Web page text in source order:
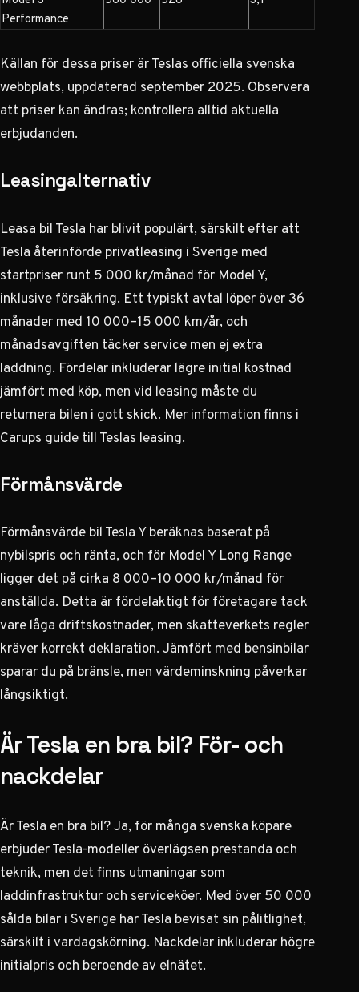
Performance
Källan för dessa priser ärTeslas officiella svenska
webbplats, uppdaterad september 2025. Observera
att priser kan ändras; kontrollera alltid aktuella
erbjudanden.
Leasingalternativ
Leasa bil Tesla har blivit populärt, särskilt efter att
Tesla återinförde privatleasing i Sverige med
startpriser runt 5 000 kr/månad för Model Y,
inklusive försäkring. Ett typiskt avtal löper över 36
månader med 10 000–15 000 km/år, och
månadsavgiften täcker service men ej extra
laddning. Fördelar inkluderar lägre initial kostnad
jämfört med köp, men vid leasing måste du
returnera bilen i gott skick. Mer information finns i
Carups guide till Teslas leasing.
Förmånsvärde
Förmånsvärde bil Tesla Y beräknas baserat på
nybilspris och ränta, och för Model Y Long Range
ligger det på cirka 8 000–10 000 kr/månad för
anställda. Detta är fördelaktigt för företagare tack
vare låga driftskostnader, men skatteverkets regler
kräver korrekt deklaration. Jämfört med bensinbilar
sparar du på bränsle, men värdeminskning påverkar
långsiktigt.
Är Tesla en bra bil? För- och
nackdelar
Är Tesla en bra bil? Ja, för många svenska köpare
erbjuder Tesla-modeller överlägsen prestanda och
teknik, men det finns utmaningar som
laddinfrastruktur och serviceköer. Med över 50 000
sålda bilar i Sverige har Tesla bevisat sin pålitlighet,
särskilt i vardagskörning. Nackdelar inkluderar högre
initialpris och beroende av elnätet.